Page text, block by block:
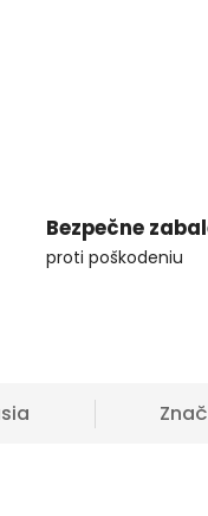
Bezpečne
proti poškodeniu